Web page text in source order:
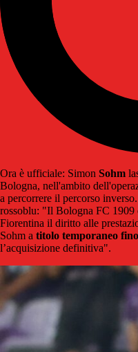
Ora è ufficiale: Simon Sohm
Bologna, nell'ambito
a percorrere il percorso
rossoblu: "Il Bologna FC 1909
Fiorentina il diritto alle
Sohm a titolo temporaneo
l’acquisizione definitiva".